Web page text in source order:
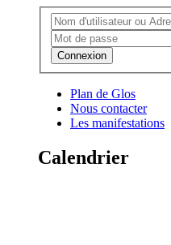
Connexion
Plan de Glos
Nous contacter
Les manifestations
Calendrier